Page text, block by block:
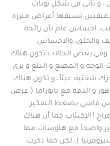
، و تأتي في شكل نوبات
تسبقها أعراض منزرة
احساس عام بأن رائحة
والحلق، والاحساس
وفى بعض الحالات تكون هناك
و المضغ و البلع و يرى
شفتيه عبثاَ، و تكون هناك
و الدقة مع بانوراما ( عرض
قاسي بضغط التفكير
! الاكتئاب كما أن هناك
واضحاَ مع هلوسات مما
)، لكن كما ذكرت